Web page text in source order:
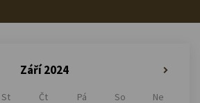
Září 2024
St Čt Pá So
Ne